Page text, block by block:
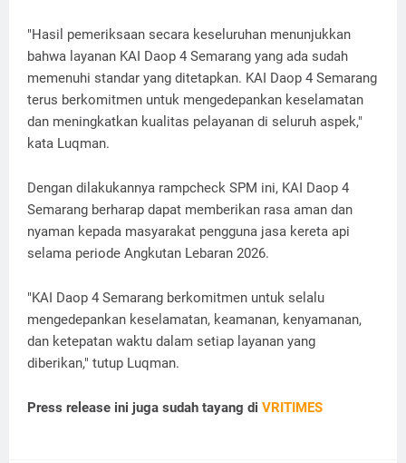
"Hasil pemeriksaan secara keseluruhan menunjukkan
bahwa layanan KAI Daop 4 Semarang yang ada sudah
memenuhi standar yang ditetapkan. KAI Daop 4 Semarang
terus berkomitmen untuk mengedepankan keselamatan
dan meningkatkan kualitas pelayanan di seluruh aspek,"
kata Luqman.
Dengan dilakukannya rampcheck SPM ini, KAI Daop 4
Semarang berharap dapat memberikan rasa aman dan
nyaman kepada masyarakat pengguna jasa kereta api
selama periode Angkutan Lebaran 2026.
"KAI Daop 4 Semarang berkomitmen untuk selalu
mengedepankan keselamatan, keamanan, kenyamanan,
dan ketepatan waktu dalam setiap layanan yang
diberikan," tutup Luqman.
Press release ini juga sudah tayang di VRITIMES